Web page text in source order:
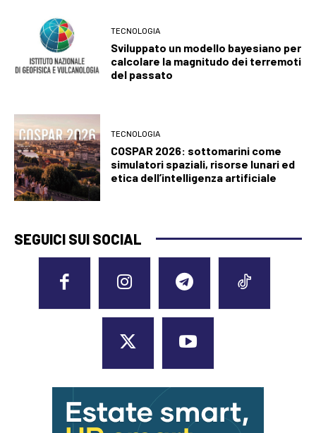
TECNOLOGIA
Sviluppato un modello bayesiano per
calcolare la magnitudo dei terremoti
del passato
TECNOLOGIA
COSPAR 2026: sottomarini come
simulatori spaziali, risorse lunari ed
etica dell’intelligenza artificiale
SEGUICI SUI SOCIAL